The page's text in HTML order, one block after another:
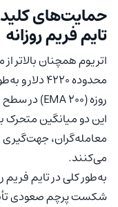
حمایت‌های
تایم فریم روزانه
روزه (EMA 200) در سطح ۳۴۴۵ دلار معامله می‌شود.
این دو میانگین
معامله‌گران، جهت‌گیری
می‌کنند.
به‌طور کلی در تایم
شکست پرچم صعودی